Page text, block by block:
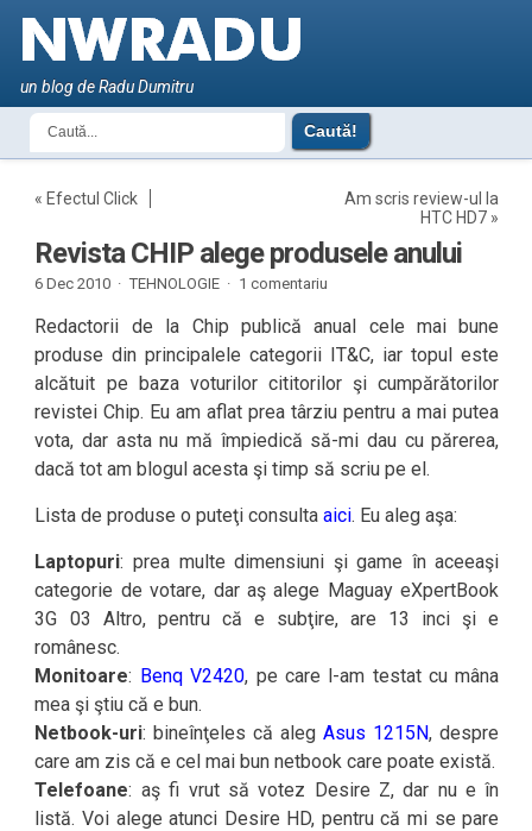
un blog de Radu Dumitru
« Efectul Click
Am scris review-ul la
HTC HD7 »
Revista CHIP alege produsele anului
6 Dec 2010 · TEHNOLOGIE · 1 comentariu
Redactorii de la Chip publică anual cele mai bune
produse din principalele categorii IT&C, iar topul este
alcătuit pe baza voturilor cititorilor şi cumpărătorilor
revistei Chip. Eu am aflat prea târziu pentru a mai putea
vota, dar asta nu mă împiedică să-mi dau cu părerea,
dacă tot am blogul acesta şi timp să scriu pe el.
Lista de produse o puteţi consultaaici. Eu aleg aşa:
Laptopuri: prea multe dimensiuni şi game în aceeaşi
categorie de votare, dar aş alege Maguay eXpertBook
3G 03 Altro, pentru că e subţire, are 13 inci şi e
românesc.
Monitoare: Benq V2420, pe care l-am testat cu mâna
mea şi ştiu că e bun.
Netbook-uri: bineînţeles că alegAsus 1215N, despre
care am zis că e cel mai bun netbook care poate există.
Telefoane: aş fi vrut să votez Desire Z, dar nu e în
listă. Voi alege atunci Desire HD, pentru că mi se pare